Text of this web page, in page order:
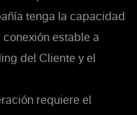
tenga la capacidad
estable a
del Cliente y el
requiere el